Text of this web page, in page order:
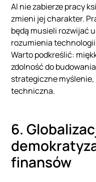
AI nie zabierze pracy
zmieni jej charakter.
będą musieli rozwijać
rozumienia
Warto podkreślić:
zdolność do
strategiczne myślenie,
techniczna.
6.
finansów